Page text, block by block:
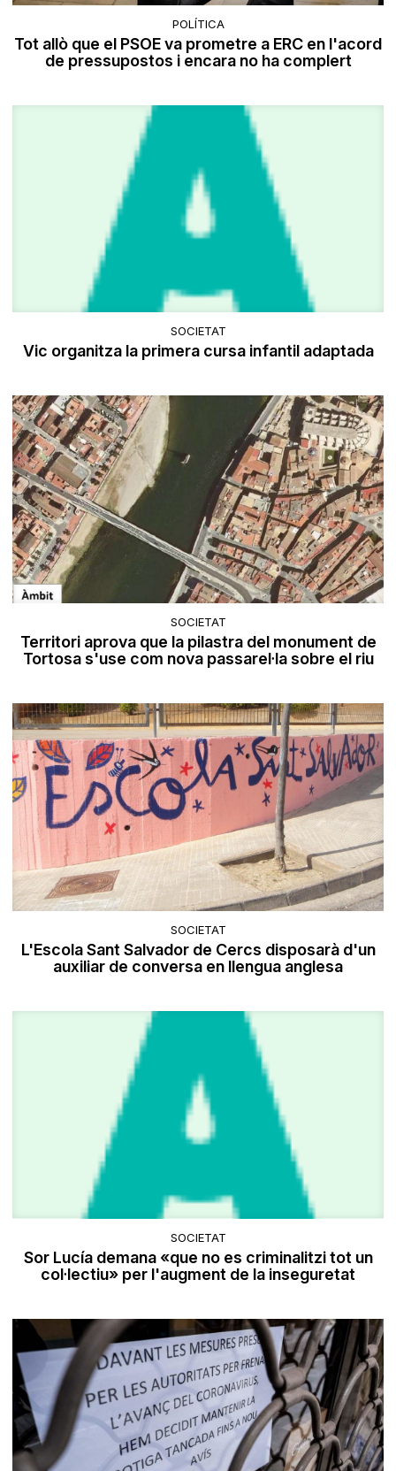
POLÍTICA
Tot allò que el PSOE va prometre a ERC en l'acord
de pressupostos i encara no ha complert
SOCIETAT
​Vic organitza la primera cursa infantil adaptada
SOCIETAT
Territori aprova que la pilastra del monument de
Tortosa s'use com nova passarel·la sobre el riu
SOCIETAT
L'Escola Sant Salvador de Cercs disposarà d'un
auxiliar de conversa en llengua anglesa
SOCIETAT
Sor Lucía demana «que no es criminalitzi tot un
col·lectiu» per l'augment de la inseguretat